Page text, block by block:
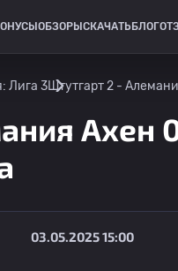
ОБЗОРЫ СКАЧАТЬ БЛОГ
Лига 3Штутгарт 2 -
Ахен
03.05.2025 15:00